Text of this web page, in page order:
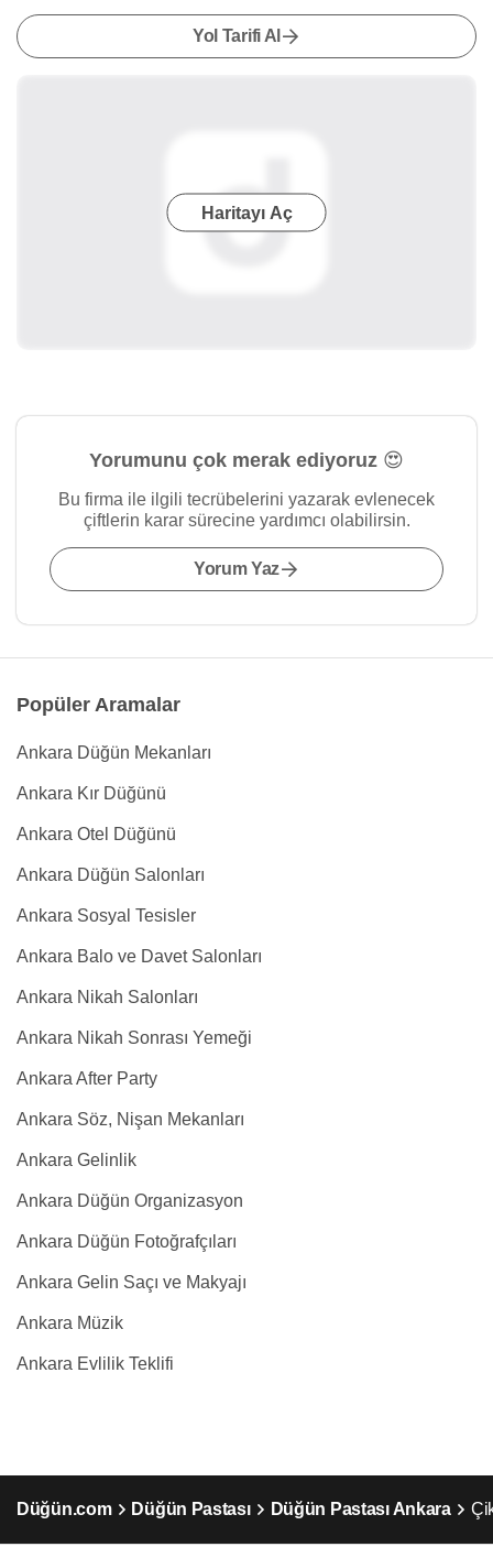
Yol Tarifi Al
Haritayı Aç
Yorumunu çok merak ediyoruz 😍
Bu firma ile ilgili tecrübelerini yazarak evlenecek
çiftlerin karar sürecine yardımcı olabilirsin.
Yorum Yaz
Popüler Aramalar
Ankara Düğün Mekanları
Ankara Kır Düğünü
Ankara Otel Düğünü
Ankara Düğün Salonları
Ankara Sosyal Tesisler
Ankara Balo ve Davet Salonları
Ankara Nikah Salonları
Ankara Nikah Sonrası Yemeği
Ankara After Party
Ankara Söz, Nişan Mekanları
Ankara Gelinlik
Ankara Düğün Organizasyon
Ankara Düğün Fotoğrafçıları
Ankara Gelin Saçı ve Makyajı
Ankara Müzik
Ankara Evlilik Teklifi
Düğün.com Düğün Pastası Düğün Pastası Ankara